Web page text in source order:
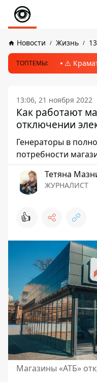
Новости Жизнь
ТОПТЕМЫ: ⚠️
13:06, 21 ноября 2022
Как работают
отключении
Генераторы в
потребности
Тетяна
ЖУРНАЛИСТ
👍
Магазины «АТБ»